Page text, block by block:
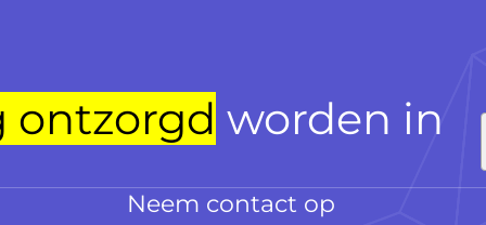
ontzorgd worden in
Neem contact op